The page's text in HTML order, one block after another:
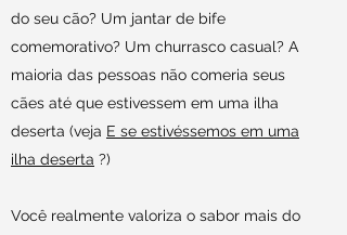
do seu cão? Um jantar de bife
comemorativo? Um churrasco casual? A
maioria das pessoas não comeria seus
cães até que estivessem em uma ilha
deserta (veja E se estivéssemos em uma
ilha deserta ?)
Você realmente valoriza o sabor mais do